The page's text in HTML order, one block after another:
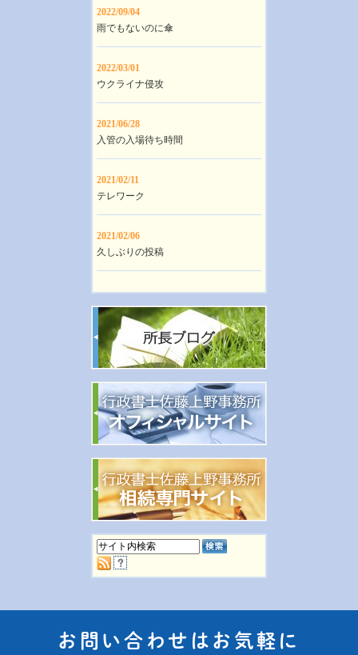
2022/09/04
雨でもないのに傘
2022/03/01
ウクライナ侵攻
2021/06/28
入管の入場待ち時間
2021/02/11
テレワーク
2021/02/06
久しぶりの投稿
お問い合わせはお気軽に